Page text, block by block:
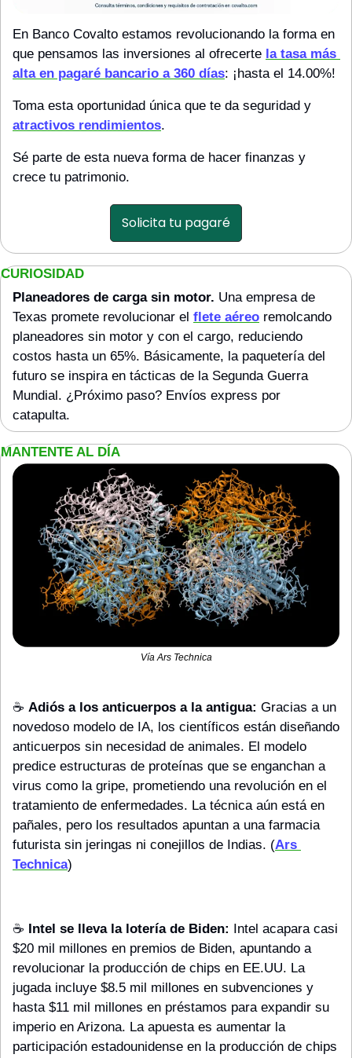
En Banco Covalto estamos revolucionando la forma en
que pensamos las inversiones al ofrecerte la tasa más
alta en pagaré bancario a 360 días: ¡hasta el 14.00%!
atractivos rendimientos.
Sé parte de esta nueva forma de hacer finanzas y
crece tu patrimonio.
Solicita tu pagaré
CURIOSIDAD
Planeadores de carga sin motor. Una empresa de
Texas promete revolucionar el flete aéreo remolcando
planeadores sin motor y con el cargo, reduciendo
costos hasta un 65%. Básicamente, la paquetería del
futuro se inspira en tácticas de la Segunda Guerra
Mundial. ¿Próximo paso? Envíos express por
catapulta.
MANTENTE AL DÍA
Vía Ars Technica
☕️ Adiós a los anticuerpos a la antigua: Gracias a un
novedoso modelo de IA, los científicos están diseñando
anticuerpos sin necesidad de animales. El modelo
predice estructuras de proteínas que se enganchan a
virus como la gripe, prometiendo una revolución en el
tratamiento de enfermedades. La técnica aún está en
pañales, pero los resultados apuntan a una farmacia
futurista sin jeringas ni conejillos de Indias. (Ars
Technica)
☕️ Intel se lleva la lotería de Biden:
Intel acapara casi
$20 mil millones en premios de Biden, apuntando a
revolucionar la producción de chips en EE.UU. La
jugada incluye $8.5 mil millones en subvenciones y
hasta $11 mil millones en préstamos para expandir su
imperio en Arizona. La apuesta es aumentar la
participación estadounidense en la producción de chips